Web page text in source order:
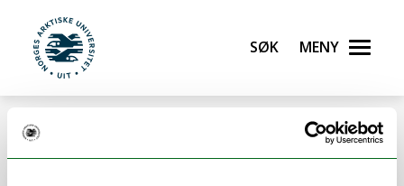
Gå til hovedinnhold
UiT Norges arktiske universitet
Søk Meny
Error rendering component